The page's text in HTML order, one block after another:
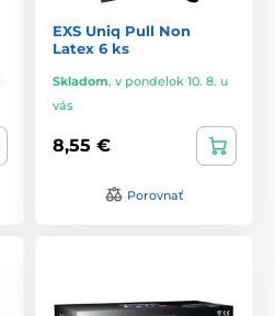
EXS Uniq Pull Non
Latex 6 ks
Skladom, v pondelok 10. 8. u
vás
8,55 €
Porovnať